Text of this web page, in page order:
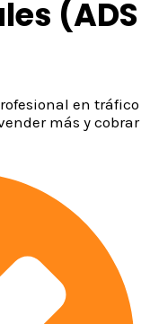
(ADS
en tráfico
más y cobrar